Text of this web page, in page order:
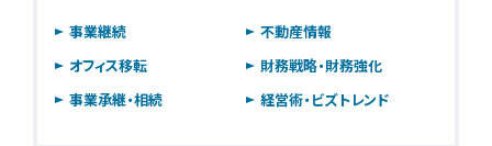
事業継続
不動産情報
オフィス移転
財務戦略・財務強化
事業承継・相続
経営術・ビズトレンド